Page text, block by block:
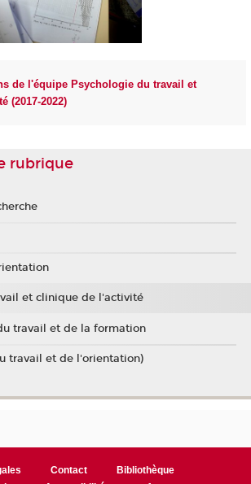
de l'équipe Psychologie du travail et
(2017-2022)
rubrique
et clinique de l'activité
travail et de la formation
travail et de l'orientation)
Contact
Bibliothèque